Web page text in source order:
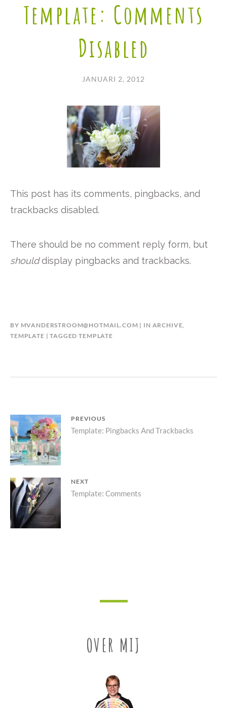
Template: Comments
Disabled
JANUARI 2, 2012
This post has its comments, pingbacks, and
trackbacks disabled.
There should be no comment reply form, but
shoulddisplay pingbacks and trackbacks.
BY MVANDERSTROOM@HOTMAIL.COM IN ARCHIVE
TEMPLATE
TAGGEDTEMPLATE
Bericht
navigatie
PREVIOUS
Previous
post:
Template: Pingbacks And Trackbacks
NEXT
Next
post:
Template: Comments
OVER MIJ